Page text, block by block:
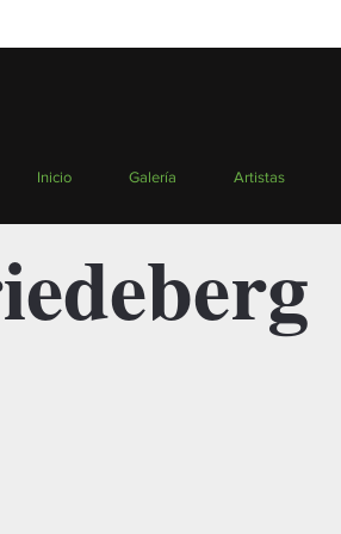
Inicio Galería Artistas